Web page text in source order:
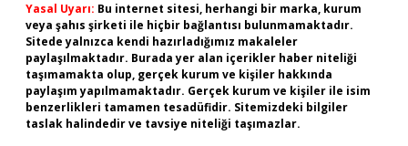
Yasal Uyarı: Bu internet sitesi, herhangi bir marka, kurum
veya şahıs şirketi ile hiçbir bağlantısı bulunmamaktadır.
Sitede yalnızca kendi hazırladığımız makaleler
paylaşılmaktadır. Burada yer alan içerikler haber niteliği
taşımamakta olup, gerçek kurum ve kişiler hakkında
paylaşım yapılmamaktadır. Gerçek kurum ve kişiler ile isim
benzerlikleri tamamen tesadüfidir. Sitemizdeki bilgiler
taslak halindedir ve tavsiye niteliği taşımazlar.